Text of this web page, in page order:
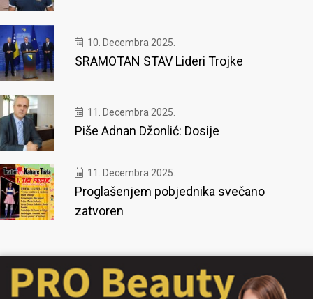
10. Decembra 2025.
SRAMOTAN STAV Lideri Trojke
11. Decembra 2025.
Piše Adnan Džonlić: Dosije
11. Decembra 2025.
Proglašenjem pobjednika svečano
zatvoren